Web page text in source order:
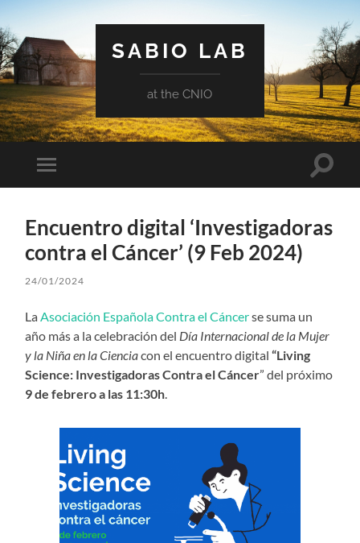
SABIO LAB
at the CNIO
Toggle
mobile
Toggle
Encuentro digital ‘Investigadoras
contra el Cáncer’ (9 Feb 2024)
24/01/2024
La Asociación Española Contra el Cáncerse suma un
año más a la celebración del Día Internacional de la Mujer
y la Niña en la Cienciacon el encuentro digital“Living
Science: Investigadoras Contra el Cáncer” del próximo
9 de febrero a las 11:30h